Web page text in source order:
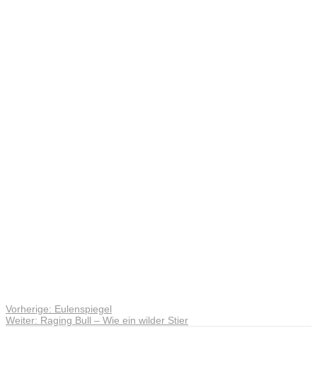
Beitragsnavigation
Vorherige: Vorheriger
Beitrag:
Eulenspiegel
Weiter: Nächster
Raging Bull – Wie ein wilder Stier